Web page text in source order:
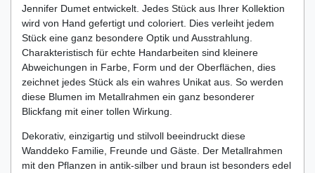
Jennifer Dumet entwickelt. Jedes Stück aus Ihrer Kollektion
wird von Hand gefertigt und coloriert. Dies verleiht jedem
Stück eine ganz besondere Optik und Ausstrahlung.
Charakteristisch für echte Handarbeiten sind kleinere
Abweichungen in Farbe, Form und der Oberflächen, dies
zeichnet jedes Stück als ein wahres Unikat aus. So werden
diese Blumen im Metallrahmen ein ganz besonderer
Blickfang mit einer tollen Wirkung.
Dekorativ, einzigartig und stilvoll beeindruckt diese
Wanddeko Familie, Freunde und Gäste. Der Metallrahmen
mit den Pflanzen in antik-silber und braun ist besonders edel